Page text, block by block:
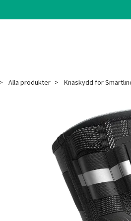
Alla produkter Knäskydd för